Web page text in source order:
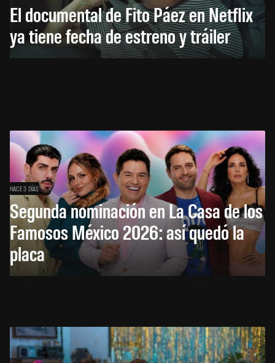
El documental de Fito Páez en Netflix
ya tiene fecha de estreno y tráiler
HACE 3 DÍAS
Segunda nominación en La Casa de los
Famosos México 2026: así quedó la
placa